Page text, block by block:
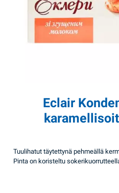
Eclair
Tuulihatut täytettynä pehmeällä
Pinta on koristeltu